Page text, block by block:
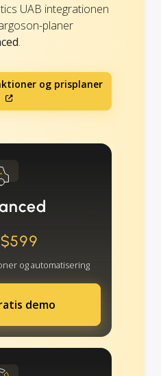
UAB integrationen
planer
.
og prisplaner
$599
og automatisering
demo